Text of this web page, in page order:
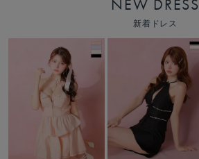
NEW DRESS
新着ドレス